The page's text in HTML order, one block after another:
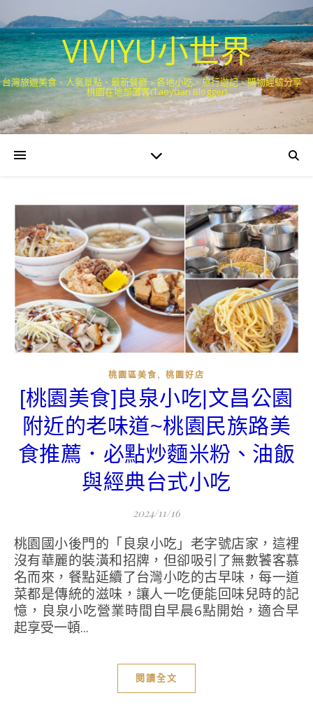
VIVIYU小世界
台灣旅遊美食、人氣景點、最新餐廳、各地小吃、旅行遊記、購物經驗分享．
桃園在地部落客(Taoyuan Blogger)
桃園區美食 , 桃園好店
[桃園美食]良泉小吃|文昌公園
附近的老味道~桃園民族路美
食推薦．必點炒麵米粉、油飯
與經典台式小吃
2024/11/16
桃園國小後門的「良泉小吃」老字號店家，這裡
沒有華麗的裝潢和招牌，但卻吸引了無數饕客慕
名而來，餐點延續了台灣小吃的古早味，每一道
菜都是傳統的滋味，讓人一吃便能回味兒時的記
憶，良泉小吃營業時間自早晨6點開始，適合早
起享受一頓...
閱讀全文